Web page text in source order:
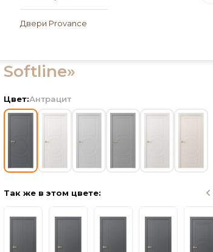
Двери Provance
Межкомнатная дверь ПГ
Softline»
Цвет:Антрацит
Так же в этом цвете: